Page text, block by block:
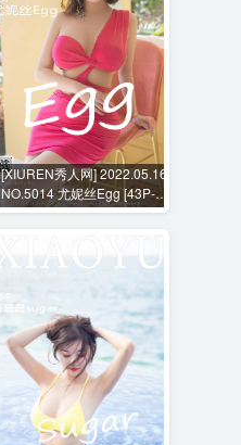
[XIUREN秀人网] 2022.05.16
NO.5014 尤妮丝Egg [43P-
397MB]